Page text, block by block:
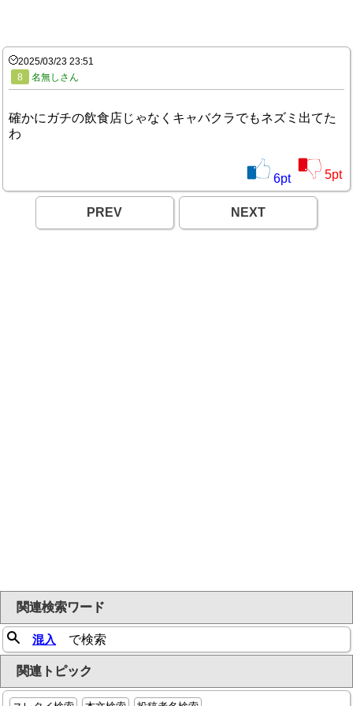
2025/03/23 23:51
8
名無しさん
確かにガチの飲食店じゃなくキャバクラでもネズミ出てた
わ
6pt 5pt
PREV NEXT
関連検索ワード
混入 で検索
関連トピック